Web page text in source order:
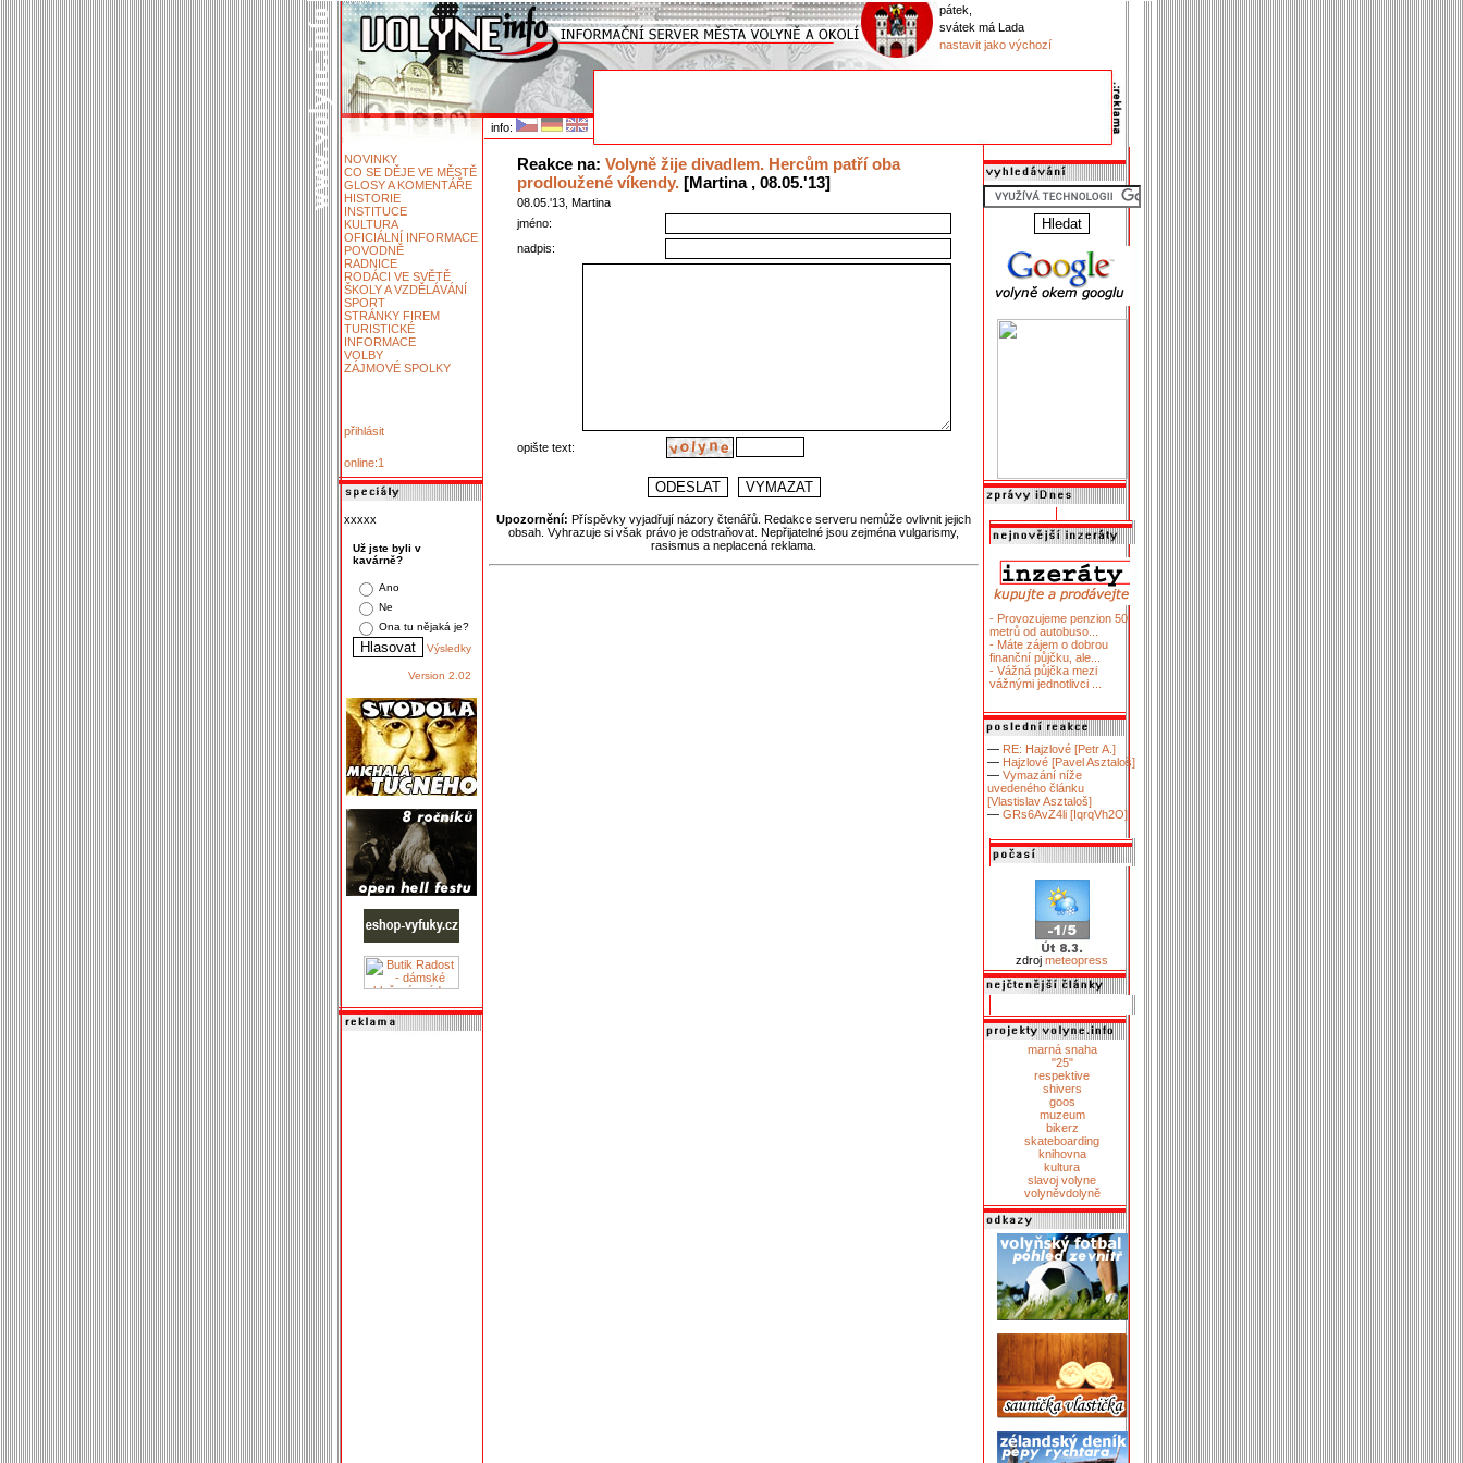
pátek,
svátek má Lada
nastavit jako výchozí
info:
NOVINKY
CO SE DĚJE VE MĚSTĚ
GLOSY A KOMENTÁŘE
HISTORIE
INSTITUCE
KULTURA
OFICIÁLNÍ INFORMACE
POVODNĚ
RADNICE
RODÁCI VE SVĚTĚ
ŠKOLY A VZDĚLÁVÁNÍ
SPORT
STRÁNKY FIREM
TURISTICKÉ
INFORMACE
VOLBY
ZÁJMOVÉ SPOLKY
přihlásit
online:1
xxxxx
Už jste byli v
kavárně?
Ano
Ne
Ona tu nějaká je?
Výsledky
Version 2.02
Reakce na: Volyně žije divadlem. Hercům patří oba
prodloužené víkendy.[Martina , 08.05.'13]
08.05.'13, Martina
jméno:
nadpis:
opište text:
Upozornění: Příspěvky vyjadřují názory čtenářů. Redakce serveru nemůže ovlivnit jejich
obsah. Vyhrazuje si však právo je odstraňovat. Nepřijatelné jsou zejména vulgarismy,
rasismus a neplacená reklama.
- Provozujeme penzion 50
metrů od autobuso...
- Máte zájem o dobrou
finanční půjčku, ale...
- Vážná půjčka mezi
vážnými jednotlivci ...
— RE: Hajzlové [Petr A.]
— Hajzlové [Pavel Asztaloš]
— Vymazání níže
uvedeného článku
[Vlastislav Asztaloš]
— GRs6AvZ4li [IqrqVh2O]
zdroj meteopress
marná snaha
"25"
respektive
shivers
goos
muzeum
bikerz
skateboarding
knihovna
kultura
slavoj volyne
volyněvdolyně